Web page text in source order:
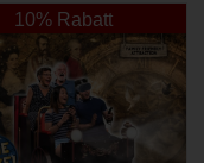
10% Rabatt